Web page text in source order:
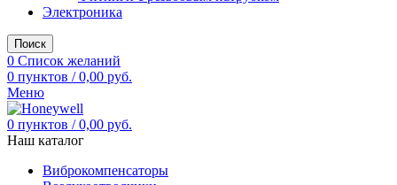
Электроника
Поиск
0 Список желаний
0 пунктов / 0,00 руб.
Меню
0 пунктов / 0,00 руб.
Наш каталог
Виброкомпенсаторы